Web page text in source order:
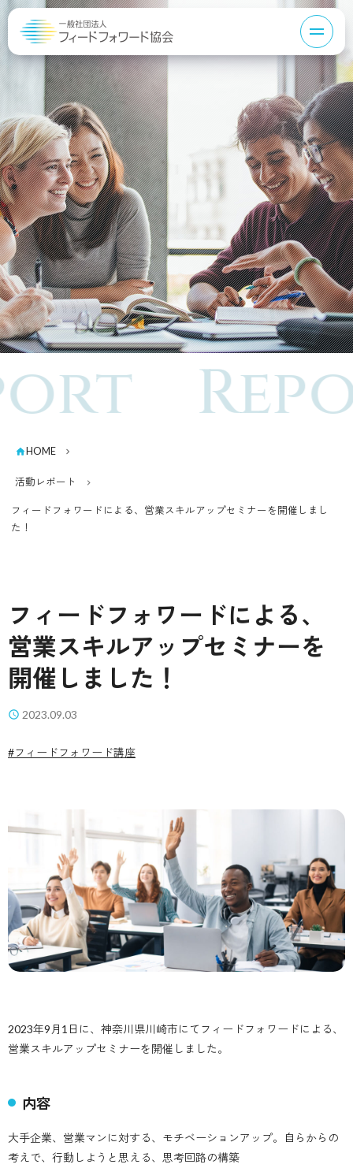
HOME
活動レポート
フィードフォワードによる、営業スキルアップセミナーを開催しまし
た！
フィードフォワードによる、
営業スキルアップセミナーを
開催しました！
2023.09.03
フィードフォワード講座
2023年9月1日に、神奈川県川崎市にてフィードフォワードによる、
営業スキルアップセミナーを開催しました。
内容
大手企業、営業マンに対する、モチベーションアップ。自らからの
考えで、行動しようと思える、思考回路の構築